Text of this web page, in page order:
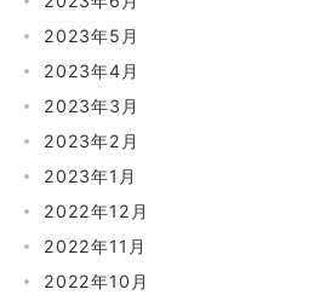
2023年5月
2023年4月
2023年3月
2023年2月
2023年1月
2022年12月
2022年11月
2022年10月